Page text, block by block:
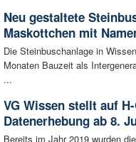
Neu gestaltete
Maskottchen mit
Die Steinbuschanlage in
Monaten Bauzeit als
...
VG Wissen stellt auf
Datenerhebung ab 8.
Bereits im Jahr 2019 wurden